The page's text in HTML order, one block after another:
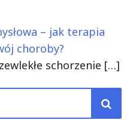
– jak terapia
choroby?
schorzenie […]